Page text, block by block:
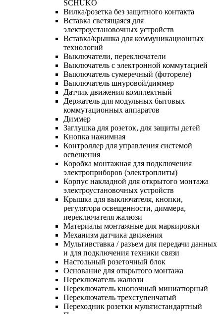
SCHUKO
Вилка/розетка без защитного контакта
Вставка светящаяся для
электроустановочных устройств
Вставка/крышка для коммуникационных
технологий
Выключатели, переключатели
Выключатель с электронной коммутацией
Выключатель сумеречный (фотореле)
Выключатель шнуровой/диммер
Датчик движения комплектный
Держатель для модульных бытовых
коммутационных аппаратов
Диммер
Заглушка для розеток, для защиты детей
Кнопка нажимная
Контроллер для управления системой
освещения
Коробка монтажная для подключения
электроприборов (электроплиты)
Корпус накладной для открытого монтажа
электроустановочных устройств
Крышка для выключателя, кнопки,
регулятора освещенности, диммера,
переключателя жалюзи
Материалы монтажные для маркировки
Механизм датчика движения
Мультивставка / разъем для передачи данных
и для подключения техники связи
Настольный розеточный блок
Основание для открытого монтажа
Переключатель жалюзи
Переключатель кнопочный миниатюрный
Переключатель трехступенчатый
Переходник розетки мультистандартный